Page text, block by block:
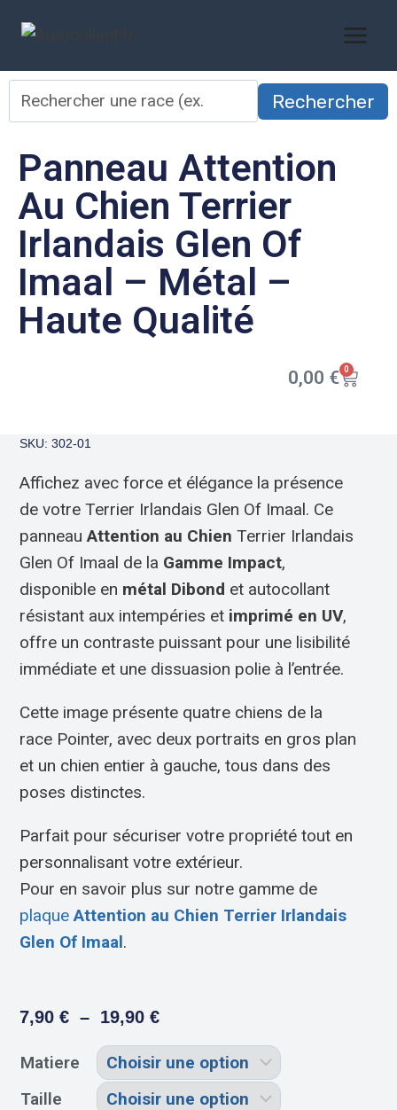
Rechercher
Panneau Attention
Au Chien Terrier
Irlandais Glen Of
Imaal – Métal –
Haute Qualité
0,00 € 0
SKU: 302-01
Affichez avec force et élégance la présence
de votre Terrier Irlandais Glen Of Imaal. Ce
panneauAttention au Chien Terrier Irlandais
Glen Of Imaal de la Gamme Impact,
disponible en métal Dibond et autocollant
résistant aux intempéries et imprimé en UV,
offre un contraste puissant pour une lisibilité
immédiate et une dissuasion polie à l’entrée.
Cette image présente quatre chiens de la
race Pointer, avec deux portraits en gros plan
et un chien entier à gauche, tous dans des
poses distinctes.
Parfait pour sécuriser votre propriété tout en
personnalisant votre extérieur.
Pour en savoir plus sur notre gamme de
plaqueAttention au Chien Terrier Irlandais
Glen Of Imaal.
7,90€ – 19,90€
Matiere
Taille